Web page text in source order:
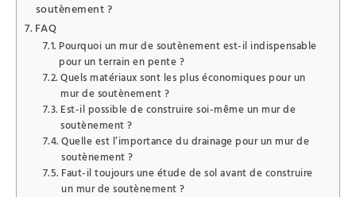
soutènement ?
FAQ
Pourquoi un mur de soutènement est-il indispensable
pour un terrain en pente ?
Quels matériaux sont les plus économiques pour un
mur de soutènement ?
Est-il possible de construire soi-même un mur de
soutènement ?
Quelle est l’importance du drainage pour un mur de
soutènement ?
Faut-il toujours une étude de sol avant de construire
un mur de soutènement ?